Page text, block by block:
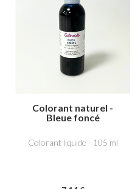
Colorant naturel -
Bleue foncé
Colorant liquide - 105 ml